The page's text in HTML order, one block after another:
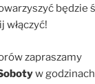
będzie
włączyć!
zapraszamy
w